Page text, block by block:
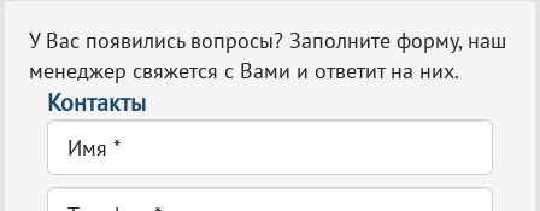
У Вас появились вопросы? Заполните форму, наш
менеджер свяжется с Вами и ответит на них.
Контакты